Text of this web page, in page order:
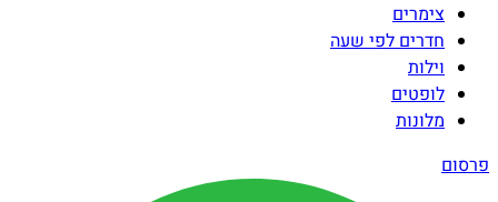
צימרים
חדרים לפי שעה
וילות
לופטים
מלונות
פרסום